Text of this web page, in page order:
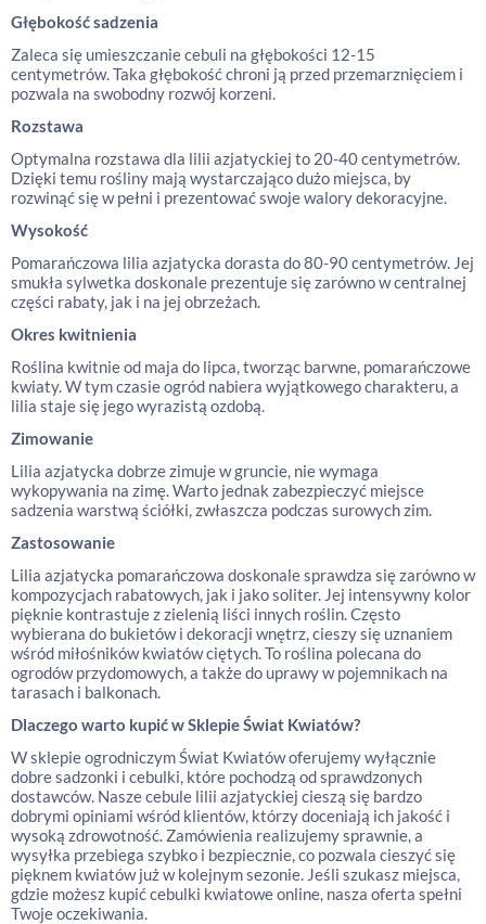
Głębokość sadzenia
Zaleca się umieszczanie cebuli na głębokości 12-15
centymetrów. Taka głębokość chroni ją przed przemarznięciem i
pozwala na swobodny rozwój korzeni.
Rozstawa
Optymalna rozstawa dla lilii azjatyckiej to 20-40 centymetrów.
Dzięki temu rośliny mają wystarczająco dużo miejsca, by
rozwinąć się w pełni i prezentować swoje walory dekoracyjne.
Wysokość
Pomarańczowa lilia azjatycka dorasta do 80-90 centymetrów. Jej
smukła sylwetka doskonale prezentuje się zarówno w centralnej
części rabaty, jak i na jej obrzeżach.
Okres kwitnienia
Roślina kwitnie od maja do lipca, tworząc barwne, pomarańczowe
kwiaty. W tym czasie ogród nabiera wyjątkowego charakteru, a
lilia staje się jego wyrazistą ozdobą.
Zimowanie
Lilia azjatycka dobrze zimuje w gruncie, nie wymaga
wykopywania na zimę. Warto jednak zabezpieczyć miejsce
sadzenia warstwą ściółki, zwłaszcza podczas surowych zim.
Zastosowanie
Lilia azjatycka pomarańczowa doskonale sprawdza się zarówno w
kompozycjach rabatowych, jak i jako soliter. Jej intensywny kolor
pięknie kontrastuje z zielenią liści innych roślin. Często
wybierana do bukietów i dekoracji wnętrz, cieszy się uznaniem
wśród miłośników kwiatów ciętych. To roślina polecana do
ogrodów przydomowych, a także do uprawy w pojemnikach na
tarasach i balkonach.
Dlaczego warto kupić w Sklepie Świat Kwiatów?
W sklepie ogrodniczym Świat Kwiatów oferujemy wyłącznie
dobre sadzonki i cebulki, które pochodzą od sprawdzonych
dostawców. Nasze cebule lilii azjatyckiej cieszą się bardzo
dobrymi opiniami wśród klientów, którzy doceniają ich jakość i
wysoką zdrowotność. Zamówienia realizujemy sprawnie, a
wysyłka przebiega szybko i bezpiecznie, co pozwala cieszyć się
pięknem kwiatów już w kolejnym sezonie. Jeśli szukasz miejsca,
gdzie możesz kupić cebulki kwiatowe online, nasza oferta spełni
Twoje oczekiwania.